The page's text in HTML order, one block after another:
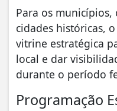
​Para os
cidades históricas,
vitrine estratégica
local e dar
durante o período
​Programação